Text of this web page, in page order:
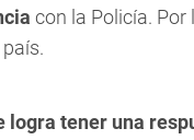
con la Policía. Por
logra tener una